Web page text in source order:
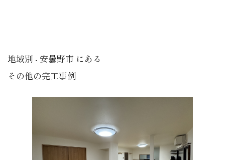
地域別 - 安曇野市 にある
その他の完工事例